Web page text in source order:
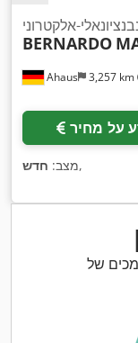
Ahaus 3,257 km
אלקטרוני
BERNARDO
על מחיר
מצב: חדש ,